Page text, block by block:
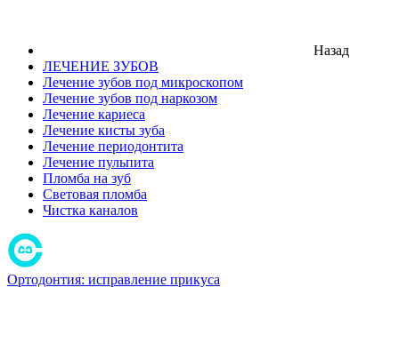
Назад
ЛЕЧЕНИЕ ЗУБОВ
Лечение зубов под микроскопом
Лечение зубов под наркозом
Лечение кариеса
Лечение кисты зуба
Лечение периодонтита
Лечение пульпита
Пломба на зуб
Световая пломба
Чистка каналов
Ортодонтия: исправление прикуса